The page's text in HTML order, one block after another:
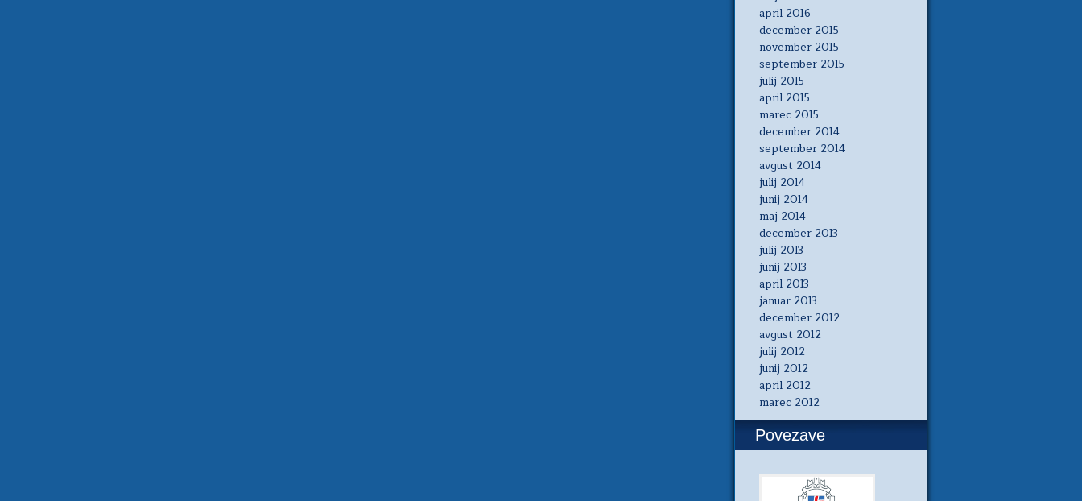
april 2016
december 2015
november 2015
september 2015
julij 2015
april 2015
marec 2015
december 2014
september 2014
avgust 2014
julij 2014
junij 2014
maj 2014
december 2013
julij 2013
junij 2013
april 2013
januar 2013
december 2012
avgust 2012
julij 2012
junij 2012
april 2012
marec 2012
Povezave